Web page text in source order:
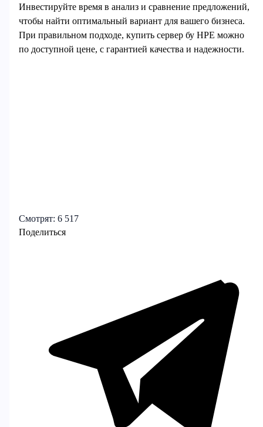
Инвестируйте время в анализ и сравнение предложений,
чтобы найти оптимальный вариант для вашего бизнеса.
При правильном подходе, купить сервер бу HPE можно
по доступной цене, с гарантией качества и надежности.
Смотрят: 6 517
Поделиться